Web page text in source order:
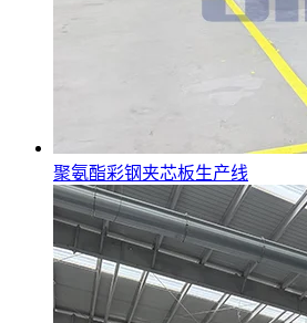
聚氨酯彩钢夹芯板生产线